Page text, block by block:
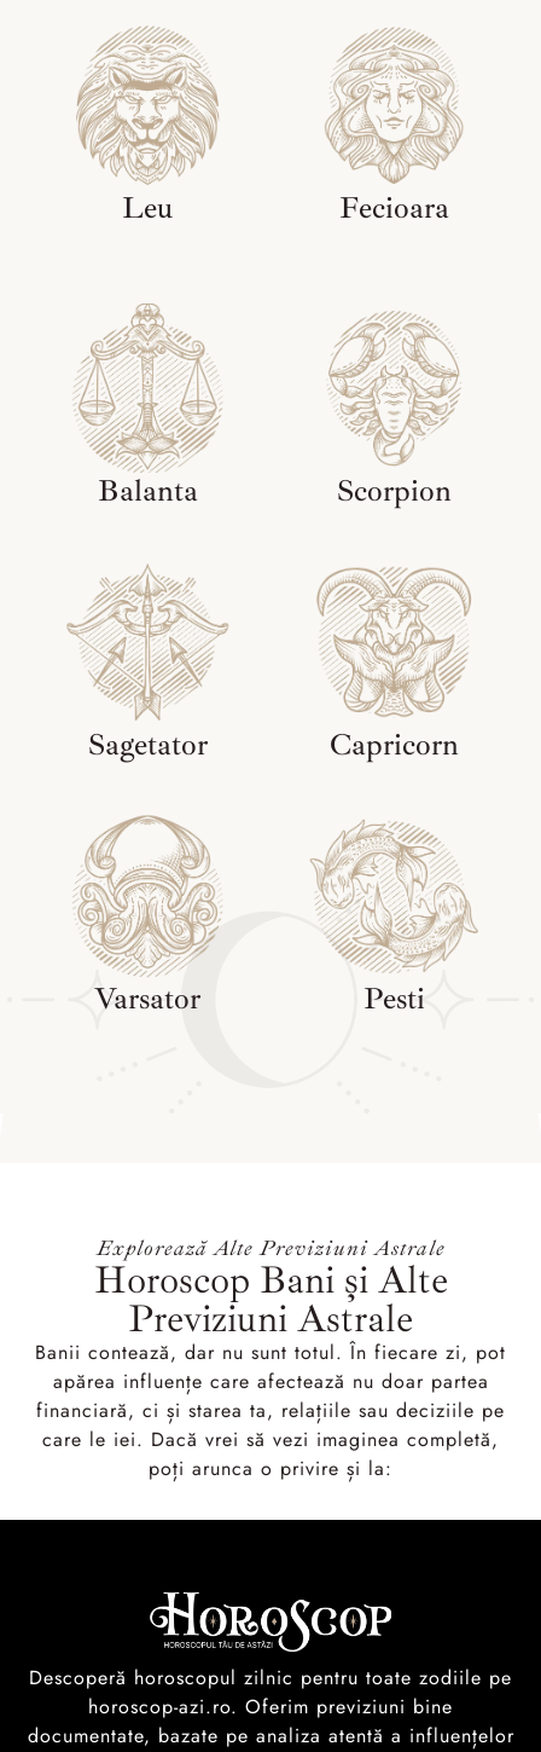
Leu Fecioara
Balanta Scorpion
Sagetator Capricorn
Varsator Pesti
Explorează Alte Previziuni Astrale
Horoscop Bani și Alte
Previziuni Astrale
Banii contează, dar nu sunt totul. În fiecare zi, pot
apărea influențe care afectează nu doar partea
financiară, ci și starea ta, relațiile sau deciziile pe
care le iei. Dacă vrei să vezi imaginea completă,
poți arunca o privire și la:
Descoperă horoscopul zilnic pentru toate zodiile pe
horoscop-azi.ro. Oferim previziuni bine
documentate, bazate pe analiza atentă a influențelor